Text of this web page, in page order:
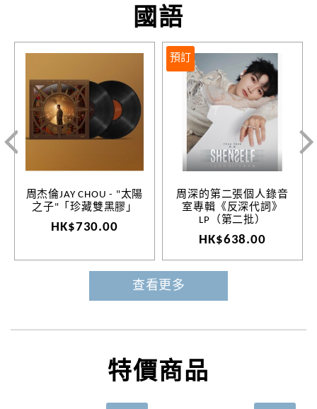
國語
周杰倫JAY CHOU - "太陽
之子"「珍藏雙黑膠」
HK$730.00
預訂
周深的第二張個人錄音
室專輯《反深代詞》
LP（第二批）
HK$638.00
查看更多
特價商品